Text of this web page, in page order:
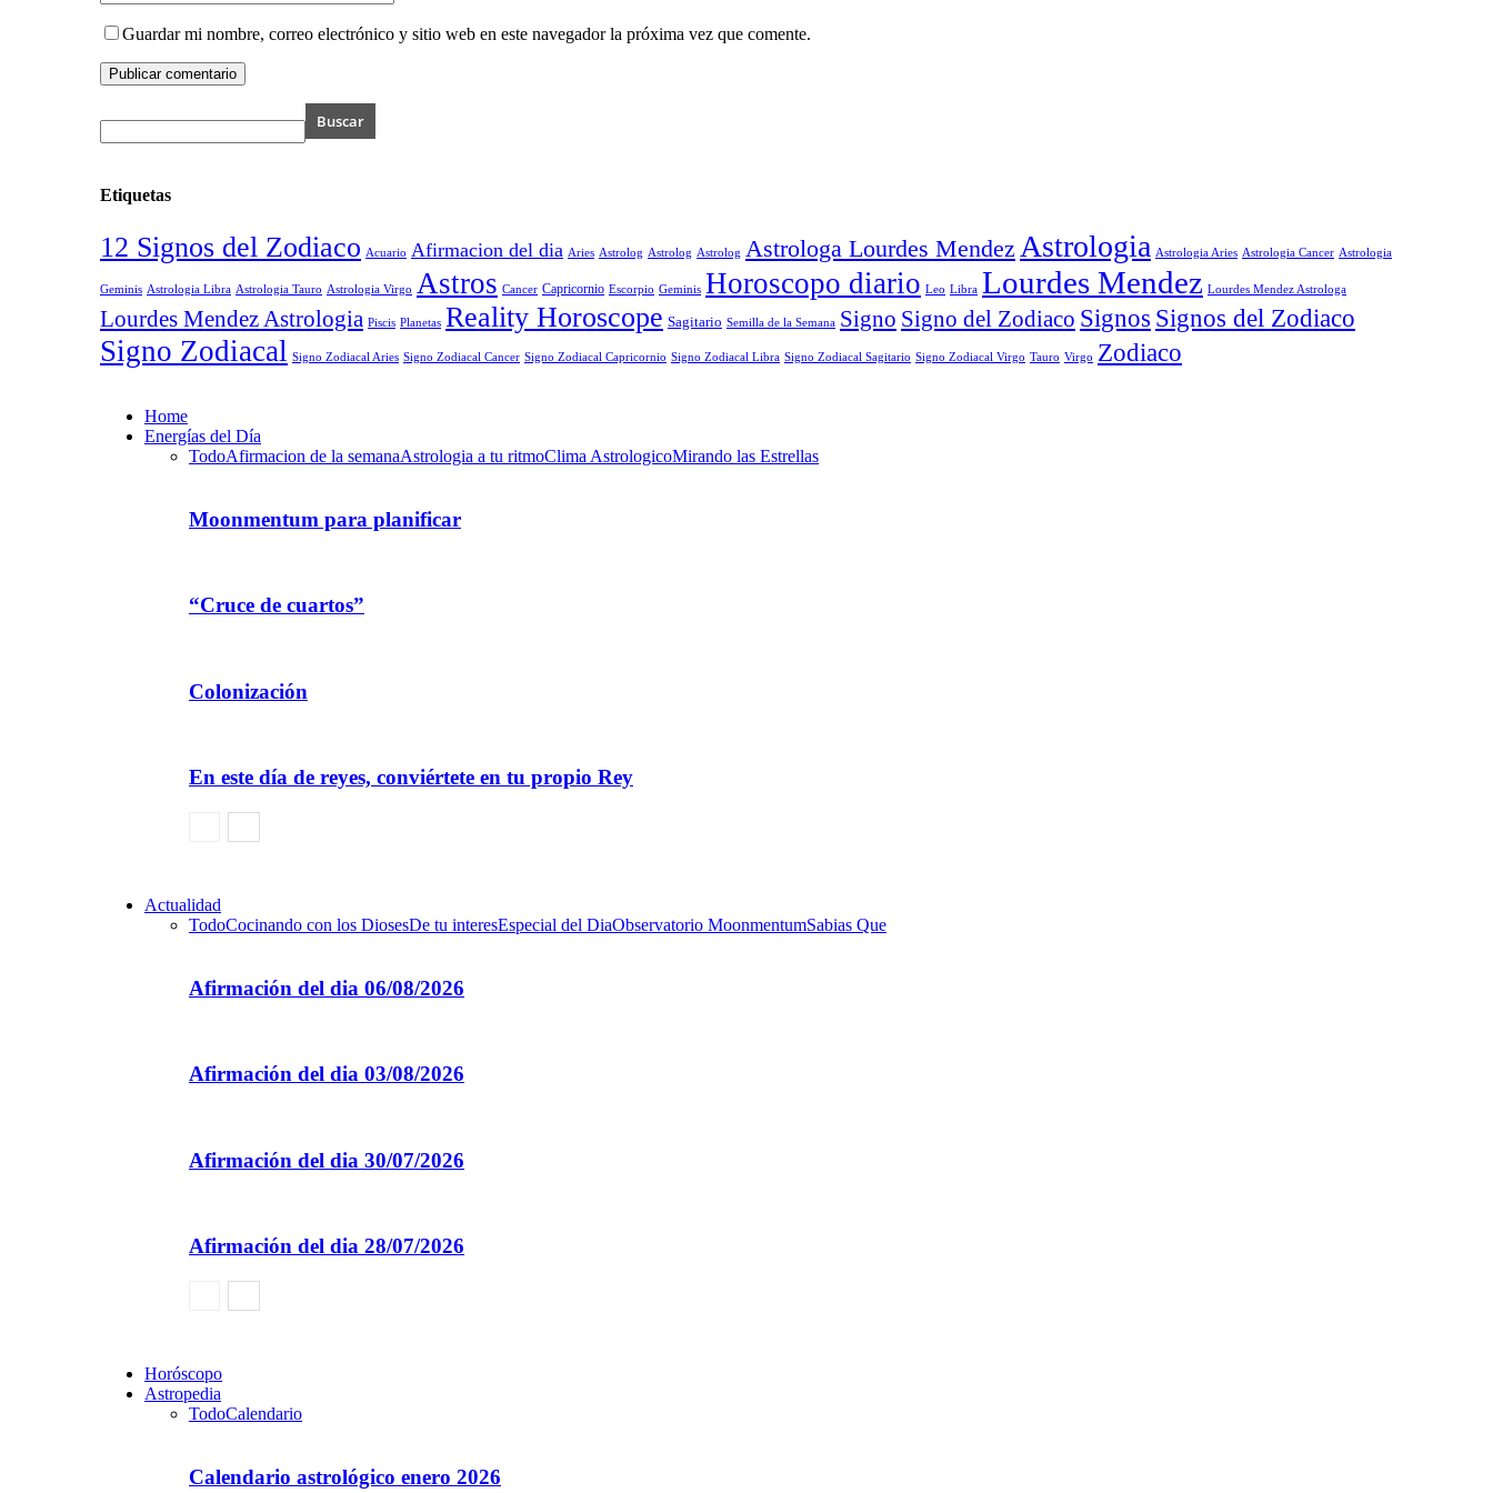
Guardar mi nombre, correo electrónico y sitio web en este navegador la próxima vez que comente.
Etiquetas
12 Signos del Zodiaco Acuario Afirmacion del dia Aries Astrolog Astrolog Astrolog Astrologa Lourdes Mendez Astrologia Astrologia Aries Astrologia Cancer Astrologia
Geminis Astrologia Libra Astrologia Tauro Astrologia Virgo Astros Cancer Capricornio Escorpio Geminis Horoscopo diario Leo Libra Lourdes Mendez Lourdes Mendez Astrologa
Lourdes Mendez Astrologia Piscis Planetas Reality Horoscope Sagitario Semilla de la Semana Signo Signo del Zodiaco Signos Signos del Zodiaco
Signo Zodiacal Signo Zodiacal Aries Signo Zodiacal Cancer Signo Zodiacal Capricornio Signo Zodiacal Libra Signo Zodiacal Sagitario Signo Zodiacal Virgo Tauro Virgo Zodiaco
Home
Energías del Día
TodoAfirmacion de la semanaAstrologia a tu ritmoClima AstrologicoMirando las Estrellas
Moonmentum para planificar
“Cruce de cuartos”
Colonización
En este día de reyes, conviértete en tu propio Rey
Actualidad
TodoCocinando con los DiosesDe tu interesEspecial del DiaObservatorio MoonmentumSabias Que
Afirmación del dia 06/08/2026
Afirmación del dia 03/08/2026
Afirmación del dia 30/07/2026
Afirmación del dia 28/07/2026
Horóscopo
Astropedia
TodoCalendario
Calendario astrológico enero 2026